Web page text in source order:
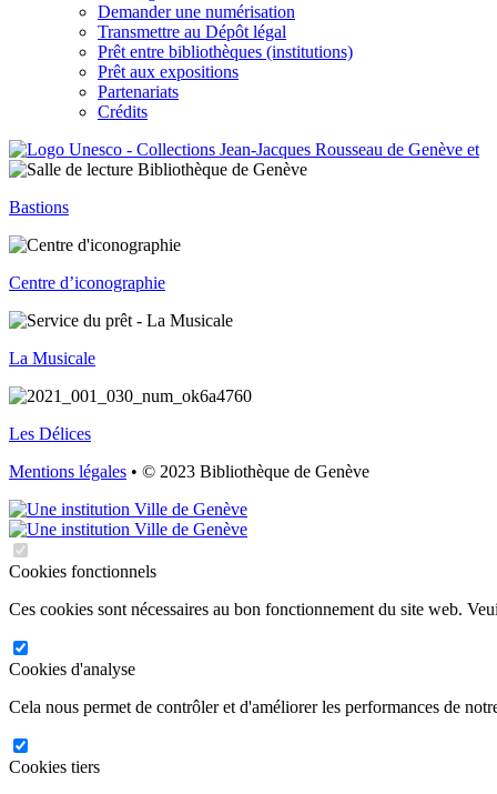
Demander une numérisation
Transmettre au Dépôt légal
Prêt entre bibliothèques (institutions)
Prêt aux expositions
Partenariats
Crédits
Bastions
Centre d’iconographie
La Musicale
Les Délices
Mentions légales • © 2023 Bibliothèque de Genève
Cookies fonctionnels
Ces cookies sont nécessaires au bon fonctionnement du site web.
Cookies d'analyse
Cela nous permet de contrôler et d'améliorer les performances de
Cookies tiers